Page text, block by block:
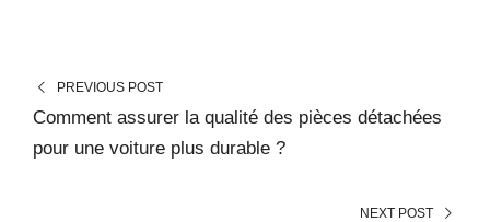
PREVIOUS POST
Comment assurer la qualité des pièces détachées
pour une voiture plus durable ?
NEXT POST